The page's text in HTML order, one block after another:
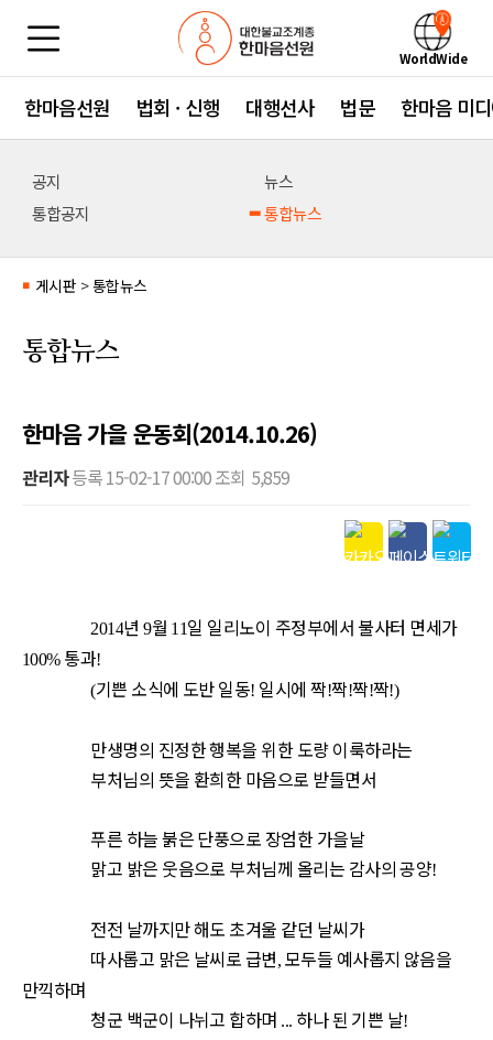
WorldWide
한마음선원 법회 · 신행 대행선사 법문 한마음 미
공지
뉴스
통합공지
통합뉴스
■ 게시판 > 통합뉴스
통합뉴스
한마음 가을 운동회(2014.10.26)
관리자등록15-02-17 00:00조회 5,859
2014년9월 11일 일리노이 주정부에서 불사터 면세가
100% 통과!
(기쁜 소식에 도반 일동! 일시에 짝!짝!짝!짝!)
만생명의 진정한 행복을 위한 도량 이룩하라는
부처님의 뜻을 환희한 마음으로 받들면서
푸른 하늘 붉은 단풍으로 장엄한 가을날
맑고 밝은 웃음으로 부처님께 올리는 감사의 공양!
전전 날까지만 해도 초겨울 같던 날씨가
따사롭고 맑은 날씨로 급변, 모두들 예사롭지 않음을
만끽하며
청군 백군이 나뉘고 합하며 ... 하나 된 기쁜 날!